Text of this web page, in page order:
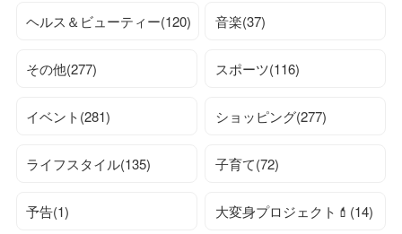
ヘルス＆ビューティー(120) 音楽(37)
その他(277) スポーツ(116)
イベント(281) ショッピング(277)
ライフスタイル(135) 子育て(72)
予告(1) 大変身プロジェクト💄(14)